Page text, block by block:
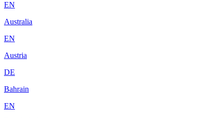
EN
Australia
EN
Austria
DE
Bahrain
EN